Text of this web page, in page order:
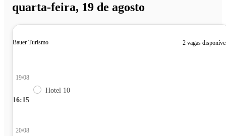
quarta-feira, 19 de agosto
Bauer Turismo 2 vagas
16:15
19/08
Hotel 10
20/08